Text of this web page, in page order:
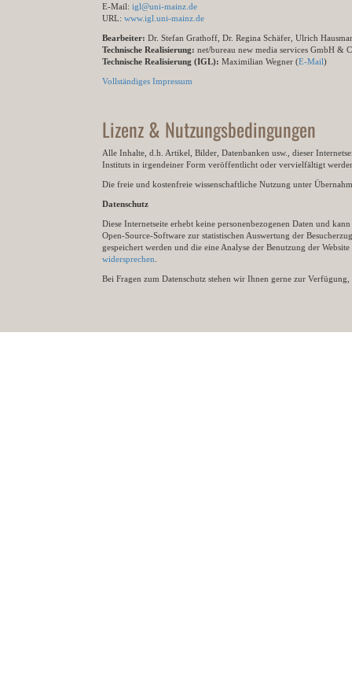
E-Mail: igl@uni-mainz.de
URL: www.igl.uni-mainz.de
Bearbeiter: Dr. Stefan Grathoff, Dr. Regina Schäfer, Ulrich
Technische Realisierung: net/bureau new media services GmbH &
Technische Realisierung (IGL): Maximilian Wegner (E-Mail)
Vollständiges Impressum
Lizenz & Nutzungsbedingungen
Alle Inhalte, d.h. Artikel, Bilder, Datenbanken usw., dieser
Instituts in irgendeiner Form veröffentlicht oder vervielfältigt
Die freie und kostenfreie wissenschaftliche Nutzung unter
Datenschutz
Diese Internetseite erhebt keine personenbezogenen Daten und
Open-Source-Software zur statistischen Auswertung der
gespeichert werden und die eine Analyse der Benutzung der
widersprechen
Bei Fragen zum Datenschutz stehen wir Ihnen gerne zur